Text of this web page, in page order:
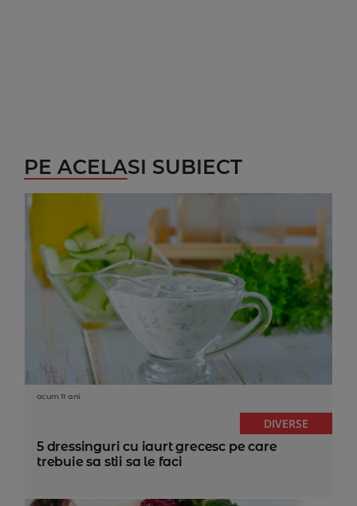
PE ACELASI SUBIECT
acum 11 ani
DIVERSE
5 dressinguri cu iaurt grecesc pe care
trebuie sa stii sa le faci